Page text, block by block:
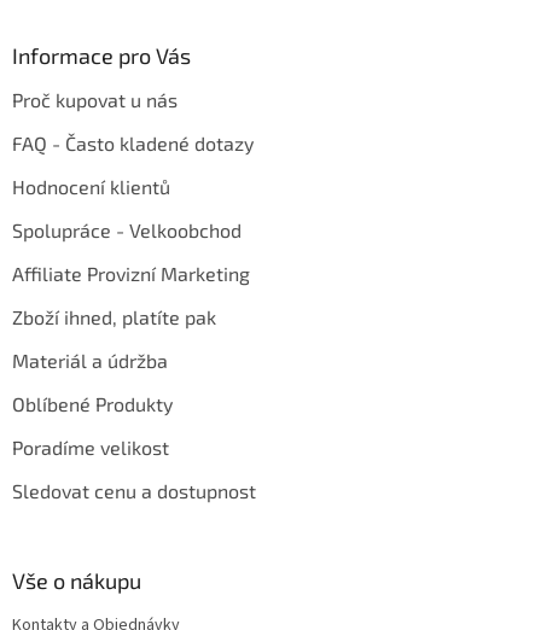
Informace pro Vás
Proč kupovat u nás
FAQ - Často kladené dotazy
Hodnocení klientů
Spolupráce - Velkoobchod
Affiliate Provizní Marketing
Zboží ihned, platíte pak
Materiál a údržba
Oblíbené Produkty
Poradíme velikost
Sledovat cenu a dostupnost
Vše o nákupu